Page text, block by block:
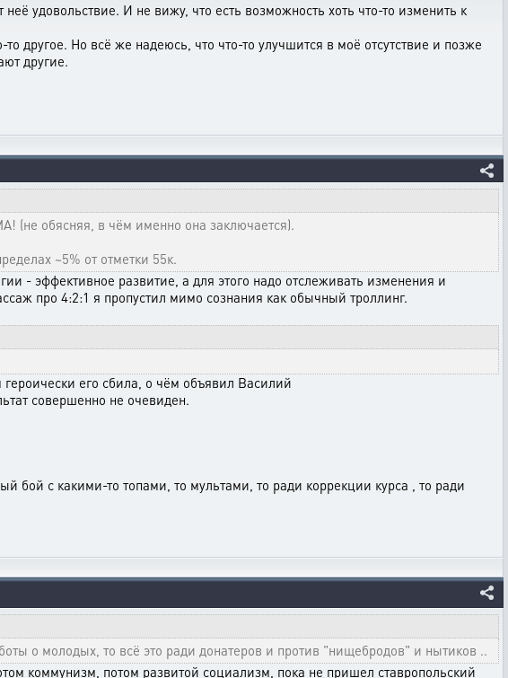
удовольствие. И не вижу, что есть возможность хоть что-то изменить к
другое. Но всё же надеюсь, что что-то улучшится в моё отсутствие и позже
другие.
(не обясняя, в чём именно она заключается).
~5% от отметки 55к.
- эффективное развитие, а для этого надо отслеживать изменения и
про 4:2:1 я пропустил мимо сознания как обычный троллинг.
его сбила, о чём объявил Василий
совершенно не очевиден.
с какими-то топами, то мультами, то ради коррекции курса , то ради
о молодых, то всё это ради донатеров и против "нищебродов" и нытиков ..
коммунизм, потом развитой социализм, пока не пришел ставропольский